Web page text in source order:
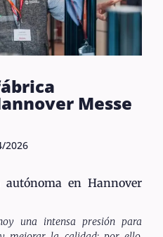
Messe
2026
en Hannover
una intensa presión para